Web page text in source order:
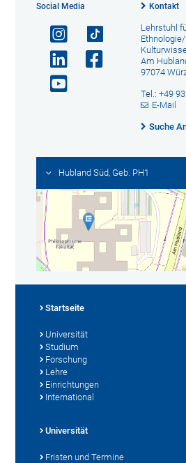
Social Media Kontakt
Lehrstuhl
Am
97074
Tel.: +49
E-Mail
Suche
Hubland Süd, Geb. PH1
Startseite
Universität
Studium
Forschung
Lehre
Einrichtungen
International
Universität
Fristen und Termine